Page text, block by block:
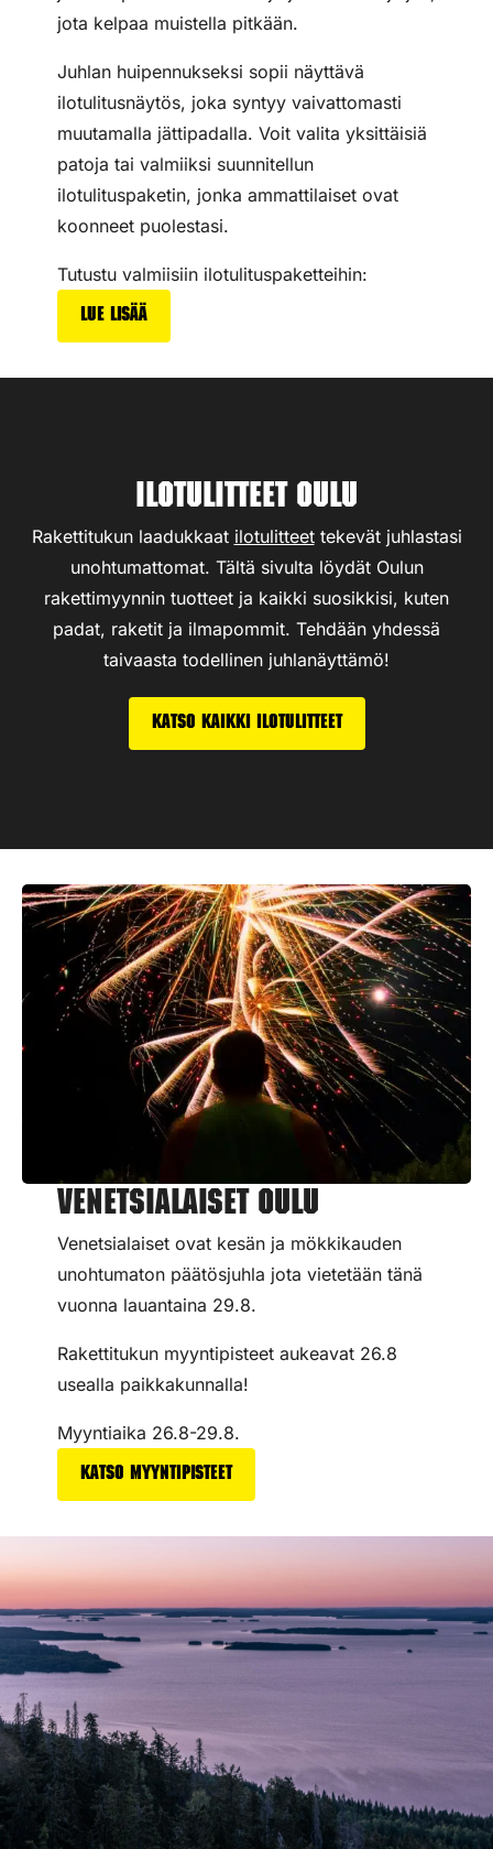
jota kelpaa muistella pitkään.
Juhlan huipennukseksi sopii näyttävä
ilotulitusnäytös, joka syntyy vaivattomasti
muutamalla jättipadalla. Voit valita yksittäisiä
patoja tai valmiiksi suunnitellun
ilotulituspaketin, jonka ammattilaiset ovat
koonneet puolestasi.
Tutustu valmiisiin ilotulituspaketteihin:
Lue lisää
Ilotulitteet Oulu
Rakettitukun laadukkaat ilotulitteettekevät juhlastasi
unohtumattomat. Tältä sivulta löydät Oulun
rakettimyynnin tuotteet ja kaikki suosikkisi, kuten
padat, raketit ja ilmapommit. Tehdään yhdessä
taivaasta todellinen juhlanäyttämö!
Katso kaikki ilotulitteet
Venetsialaiset Oulu
Venetsialaiset ovat kesän ja mökkikauden
unohtumaton päätösjuhla jota vietetään tänä
vuonna lauantaina 29.8.
Rakettitukun myyntipisteet aukeavat 26.8
usealla paikkakunnalla!
Myyntiaika 26.8-29.8.
Katso myyntipisteet